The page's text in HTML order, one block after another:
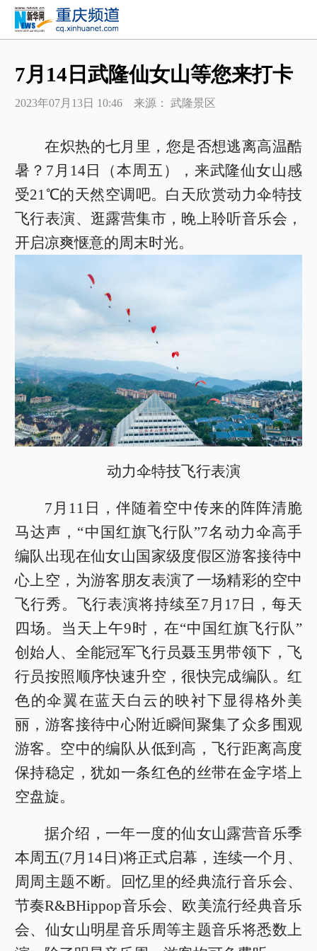
7月14日武隆仙女山等您来打卡
2023年07月13日 10:46 来源： 武隆景区
在炽热的七月里，您是否想逃离高温酷
暑？7月14日（本周五），来武隆仙女山感
受21℃的天然空调吧。白天欣赏动力伞特技
飞行表演、逛露营集市，晚上聆听音乐会，
开启凉爽惬意的周末时光。
动力伞特技飞行表演
7月11日，伴随着空中传来的阵阵清脆
马达声，“中国红旗飞行队”7名动力伞高手
编队出现在仙女山国家级度假区游客接待中
心上空，为游客朋友表演了一场精彩的空中
飞行秀。飞行表演将持续至7月17日，每天
四场。当天上午9时，在“中国红旗飞行队”
创始人、全能冠军飞行员聂玉男带领下，飞
行员按照顺序快速升空，很快完成编队。红
色的伞翼在蓝天白云的映衬下显得格外美
丽，游客接待中心附近瞬间聚集了众多围观
游客。空中的编队从低到高，飞行距离高度
保持稳定，犹如一条红色的丝带在金字塔上
空盘旋。
据介绍，一年一度的仙女山露营音乐季
本周五(7月14日)将正式启幕，连续一个月、
周周主题不断。回忆里的经典流行音乐会、
节奏R&BHippop音乐会、欧美流行经典音乐
会、仙女山明星音乐周等主题音乐将悉数上